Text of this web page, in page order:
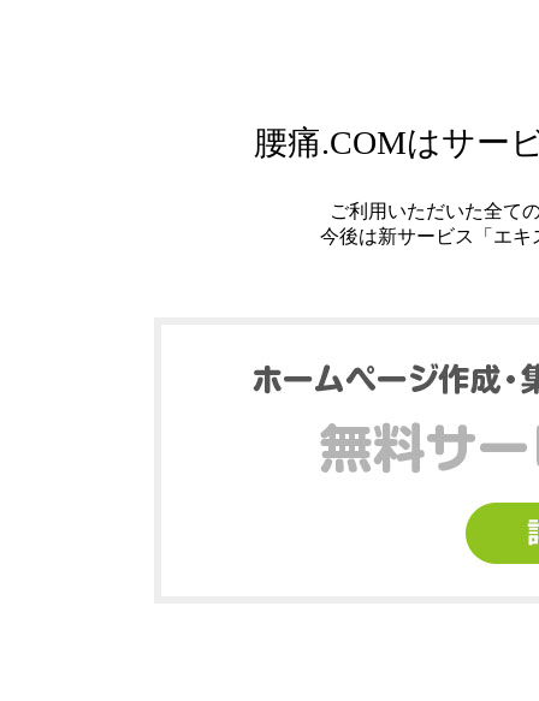
腰痛.COMはサー
ご利用いただいた全て
今後は新サービス「エ